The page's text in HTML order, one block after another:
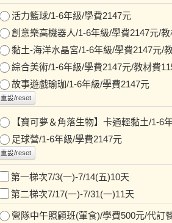
活力籃球/1-6年級/學費2147元
創意樂高機器人/1-6年級/學費2147元/
黏土-海洋水晶宮/1-6年級/學費2147元/
綜合美術/1-6年級/學費2147元/教材費
故事遊戲瑜珈/1-6年級/學費2147元
重設/reset
【寶可夢＆角落生物】卡通輕黏土/1-6
足球營/1-6年級/學費2147元
重設/reset
第一梯次7/3(一)-7/14(五)10天
第二梯次7/17(一)-7/31(一)11天
營隊中午照顧班(葷食)/學費500元/代訂